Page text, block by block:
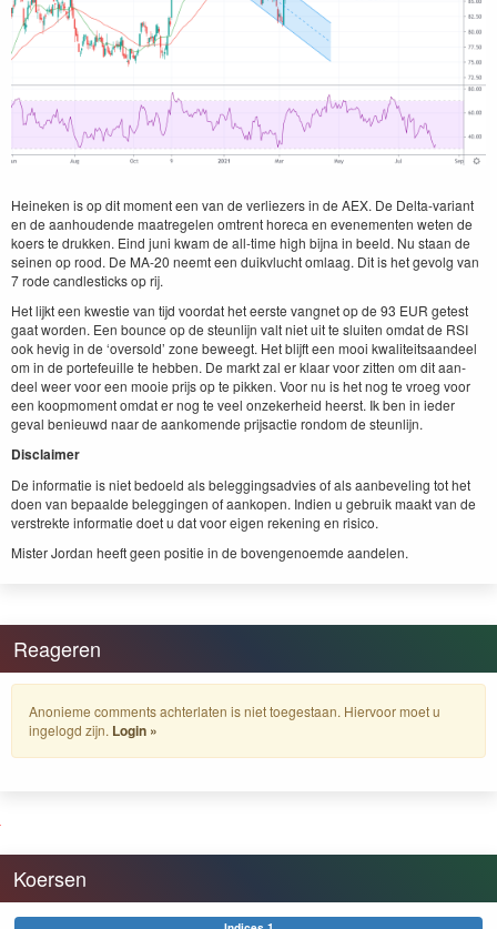
Heineken is op dit moment een van de ver­liez­ers in de AEX. De Delta-vari­ant
en de aan­houdende maa­trege­len omtrent hore­ca en even­e­menten weten de
koers te drukken. Eind juni kwam de all-time high bij­na in beeld. Nu staan de
seinen op rood. De MA-20 neemt een duikvlucht omlaag. Dit is het gevolg van
7rode can­dle­sticks op rij.
Het lijkt een kwest­ie van tijd voor­dat het eerste vangnet op de 93 EUR getest
gaat wor­den. Een bounce op de ste­un­li­jn valt niet uit te sluiten omdat de RSI
ook hevig in de ‘over­sold’ zone beweegt. Het bli­jft een mooi kwaliteit­saan­deel
om in de porte­feuille te hebben. De markt zal er klaar voor zit­ten om dit aan­
deel weer voor een mooie pri­js op te pikken. Voor nu is het nog te vroeg voor
een koop­mo­ment omdat er nog te veel onzek­er­heid heerst. Ik ben in ieder
geval benieuwd naar de aankomende pri­js­ac­tie ron­dom de steunlijn.
Dis­claimer
De infor­matie is niet bedoeld als beleg­gingsad­vies of als aan­bevel­ing tot het
doen van bepaalde beleg­gin­gen of aankopen. Indi­en u gebruik maakt van de
ver­strek­te infor­matie doet u dat voor eigen reken­ing en risico.
Mis­ter Jor­dan heeft geen posi­tie in de bovenge­noemde aandelen.
Reageren
Anonieme comments achterlaten is niet toegestaan. Hiervoor moet u
ingelogd zijn. Login »
Koersen